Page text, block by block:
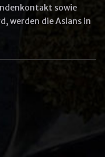
sowie
werden die Aslans in
ORDER NOW